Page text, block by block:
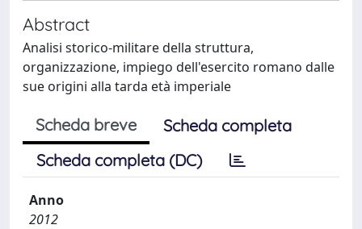
Abstract
Analisi storico-militare della struttura,
organizzazione, impiego dell'esercito romano dalle
sue origini alla tarda età imperiale
Scheda breve
Scheda completa
Scheda completa (DC)
Anno
2012